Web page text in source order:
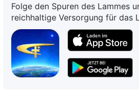
41:14
zu
46:11
über das
Folge den Spuren des Lammes
reichhaltige Versorgung für das